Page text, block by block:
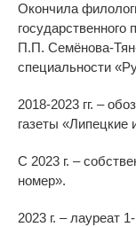
Окончила
государственного
П.П. Семёнова-
специальности
2018-2023 гг. –
газеты «Липецкие
С 2023 г. –
номер».
2023 г. – лауреат